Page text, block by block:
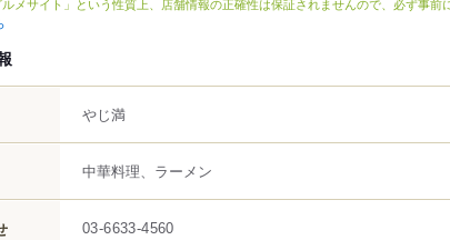
やじ満
中華料理、ラーメン
03-6633-4560